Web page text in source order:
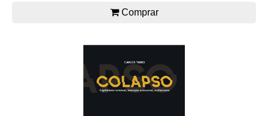
Comprar